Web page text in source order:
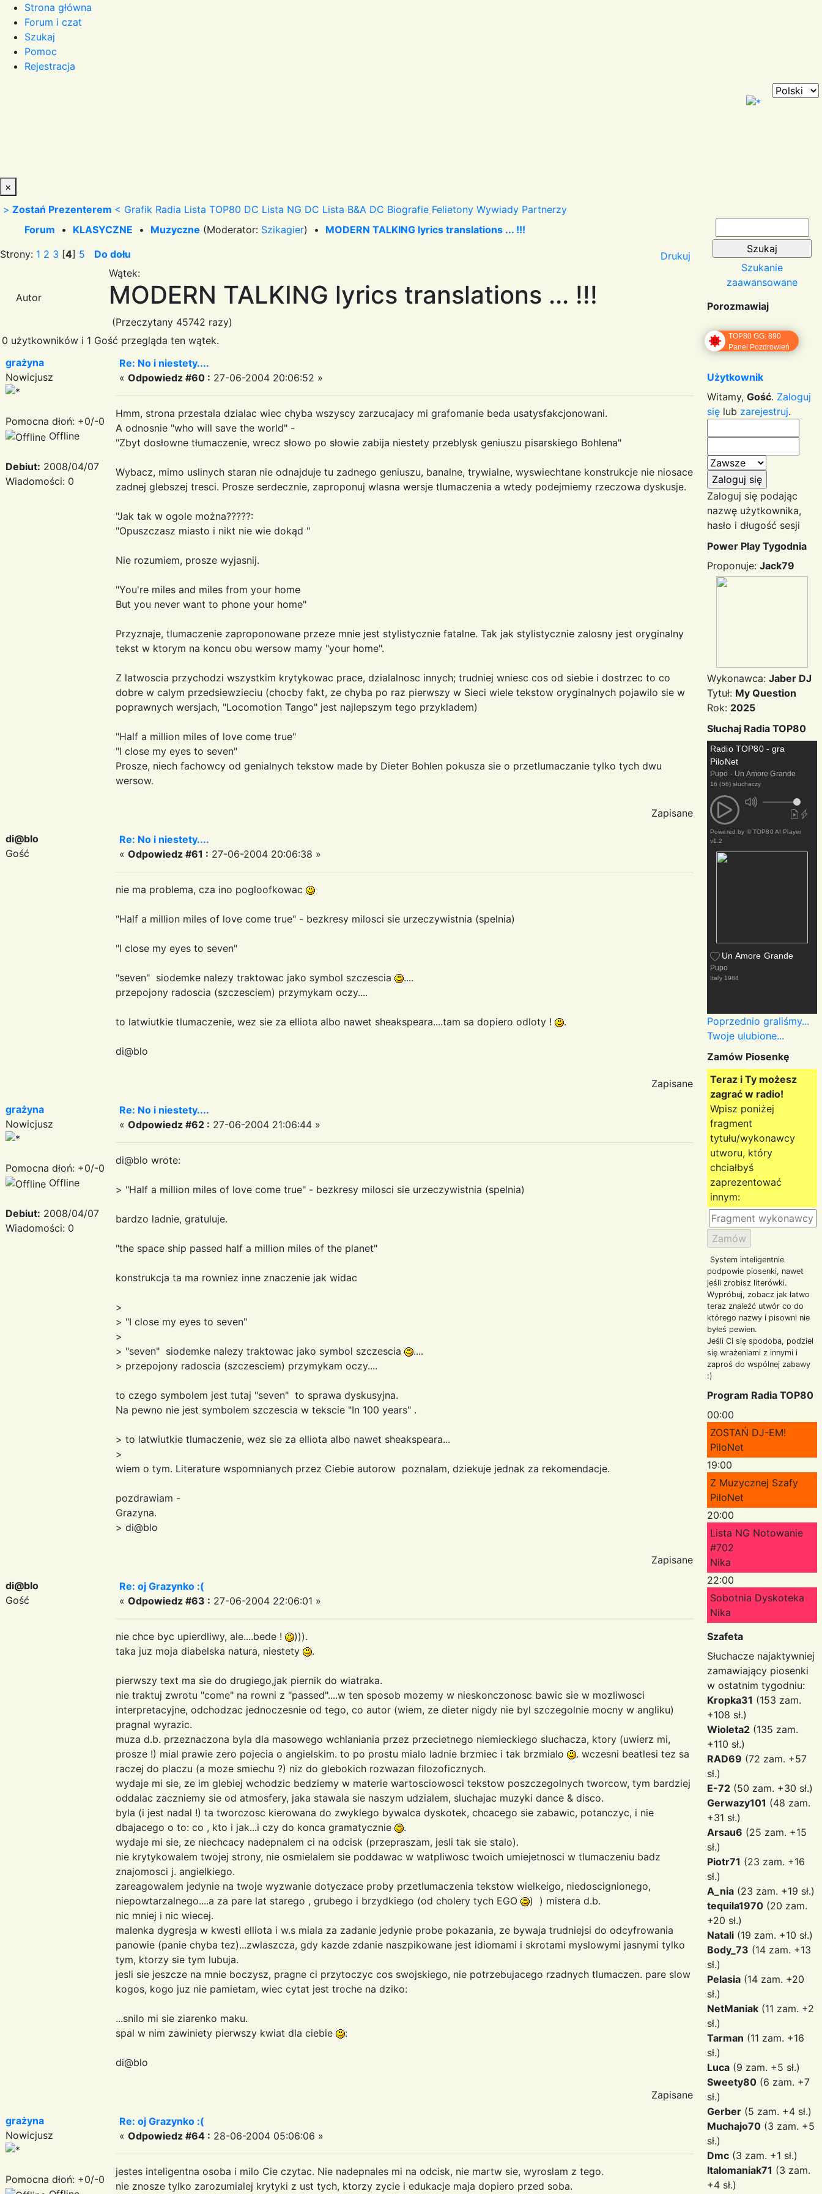
Strona główna
Forum i czat
Szukaj
Pomoc
Rejestracja
×
> Zostań Prezenterem < Grafik Radia Lista TOP80 DC Lista NG DC Lista B&A DC Biografie Felietony Wywiady Partnerzy
Forum • KLASYCZNE • Muzyczne (Moderator: Szikagier) • MODERN TALKING lyrics translations ... !!!
Strony: 1 2 3 [4] 5 Do dołu Drukuj
Autor
Wątek:
MODERN TALKING lyrics translations ... !!!
(Przeczytany 45742 razy)
0 użytkowników i 1 Gość przegląda ten wątek.
grażyna
Nowicjusz
Pomocna dłoń: +0/-0
Offline
Debiut: 2008/04/07
Wiadomości: 0
Re: No i niestety....
« Odpowiedz #60 : 27-06-2004 20:06:52 »
Hmm, strona przestala dzialac wiec chyba wszyscy zarzucajacy mi grafomanie beda usatysfakcjonowani.
A odnosnie "who will save the world" -
"Zbyt dosłowne tłumaczenie, wrecz słowo po słowie zabija niestety przeblysk geniuszu pisarskiego Bohlena"
Wybacz, mimo uslinych staran nie odnajduje tu zadnego geniuszu, banalne, trywialne, wyswiechtane konstrukcje nie niosace
zadnej glebszej tresci. Prosze serdecznie, zaproponuj wlasna wersje tlumaczenia a wtedy podejmiemy rzeczowa dyskusje.
"Jak tak w ogole można?????:
"Opuszczasz miasto i nikt nie wie dokąd "
Nie rozumiem, prosze wyjasnij.
"You're miles and miles from your home
But you never want to phone your home"
Przyznaje, tlumaczenie zaproponowane przeze mnie jest stylistycznie fatalne. Tak jak stylistycznie zalosny jest oryginalny
tekst w ktorym na koncu obu wersow mamy "your home".
Z latwoscia przychodzi wszystkim krytykowac prace, dzialalnosc innych; trudniej wniesc cos od siebie i dostrzec to co
dobre w calym przedsiewzieciu (chocby fakt, ze chyba po raz pierwszy w Sieci wiele tekstow oryginalnych pojawilo sie w
poprawnych wersjach, "Locomotion Tango" jest najlepszym tego przykladem)
"Half a million miles of love come true"
"I close my eyes to seven"
Prosze, niech fachowcy od genialnych tekstow made by Dieter Bohlen pokusza sie o przetlumaczanie tylko tych dwu
wersow.
Zapisane
di@blo
Gość
Re: No i niestety....
« Odpowiedz #61 : 27-06-2004 20:06:38 »
nie ma problema, cza ino pogloofkowac
"Half a million miles of love come true" - bezkresy milosci sie urzeczywistnia (spelnia)
"I close my eyes to seven"
"seven" siodemke nalezy traktowac jako symbol szczescia
....
przepojony radoscia (szczesciem) przymykam oczy....
to latwiutkie tlumaczenie, wez sie za elliota albo nawet sheakspeara....tam sa dopiero odloty ! .
di@blo
Zapisane
grażyna
Nowicjusz
Pomocna dłoń: +0/-0
Offline
Debiut: 2008/04/07
Wiadomości: 0
Re: No i niestety....
« Odpowiedz #62 : 27-06-2004 21:06:44 »
di@blo wrote:
> "Half a million miles of love come true" - bezkresy milosci sie urzeczywistnia (spelnia)
bardzo ladnie, gratuluje.
"the space ship passed half a million miles of the planet"
konstrukcja ta ma rowniez inne znaczenie jak widac
>
> "I close my eyes to seven"
>
> "seven" siodemke nalezy traktowac jako symbol szczescia
....
> przepojony radoscia (szczesciem) przymykam oczy....
to czego symbolem jest tutaj "seven" to sprawa dyskusyjna.
Na pewno nie jest symbolem szczescia w tekscie "In 100 years" .
> to latwiutkie tlumaczenie, wez sie za elliota albo nawet sheakspeara...
>
wiem o tym. Literature wspomnianych przez Ciebie autorow poznalam, dziekuje jednak za rekomendacje.
pozdrawiam -
Grazyna.
> di@blo
Zapisane
di@blo
Gość
Re: oj Grazynko :(
« Odpowiedz #63 : 27-06-2004 22:06:01 »
nie chce byc upierdliwy, ale....bede !
))).
taka juz moja diabelska natura, niestety
.
pierwszy text ma sie do drugiego,jak piernik do wiatraka.
nie traktuj zwrotu "come" na rowni z "passed"....w ten sposob mozemy w nieskonczonosc bawic sie w mozliwosci
interpretacyjne, odchodzac jednoczesnie od tego, co autor (wiem, ze dieter nigdy nie byl szczegolnie mocny w angliku)
pragnal wyrazic.
muza d.b. przeznaczona byla dla masowego wchlaniania przez przecietnego niemieckiego sluchacza, ktory (uwierz mi,
prosze !) mial prawie zero pojecia o angielskim. to po prostu mialo ladnie brzmiec i tak brzmialo
. wczesni beatlesi tez sa
raczej do placzu (a moze smiechu ?) niz do glebokich rozwazan filozoficznych.
wydaje mi sie, ze im glebiej wchodzic bedziemy w materie wartosciowosci tekstow poszczegolnych tworcow, tym bardziej
oddalac zaczniemy sie od atmosfery, jaka stawala sie naszym udzialem, sluchajac muzyki dance & disco.
byla (i jest nadal !) ta tworczosc kierowana do zwyklego bywalca dyskotek, chcacego sie zabawic, potanczyc, i nie
dbajacego o to: co , kto i jak...i czy do konca gramatycznie
.
wydaje mi sie, ze niechcacy nadepnalem ci na odcisk (przepraszam, jesli tak sie stalo).
nie krytykowalem twojej strony, nie osmielalem sie poddawac w watpliwosc twoich umiejetnosci w tlumaczeniu badz
znajomosci j. angielkiego.
zareagowalem jedynie na twoje wyzwanie dotyczace proby przetlumaczenia tekstow wielkeigo, niedoscignionego,
niepowtarzalnego....a za pare lat starego , grubego i brzydkiego (od cholery tych EGO
) ) mistera d.b.
nic mniej i nic wiecej.
malenka dygresja w kwesti elliota i w.s miala za zadanie jedynie probe pokazania, ze bywaja trudniejsi do odcyfrowania
panowie (panie chyba tez)...zwlaszcza, gdy kazde zdanie naszpikowane jest idiomami i skrotami myslowymi jasnymi tylko
tym, ktorzy sie tym lubuja.
jesli sie jeszcze na mnie boczysz, pragne ci przytoczyc cos swojskiego, nie potrzebujacego rzadnych tlumaczen. pare slow
kogos, kogo juz nie pamietam, wiec cytat jest troche na dziko:
...snilo mi sie ziarenko maku.
spal w nim zawiniety pierwszy kwiat dla ciebie
:
di@blo
Zapisane
grażyna
Nowicjusz
Pomocna dłoń: +0/-0
Re: oj Grazynko :(
« Odpowiedz #64 : 28-06-2004 05:06:06 »
jestes inteligentna osoba i milo Cie czytac. Nie nadepnales mi na odcisk, nie martw sie, wyroslam z tego.
nie znosze tylko zarozumialej krytyki z ust tych, ktorzy zycie i edukacje maja dopiero przed soba.
Szukanie
zaawansowane
Porozmawiaj
TOP80 GG: 890
Panel Pozdrowień
Użytkownik
Witamy, Gość. Zaloguj
się lub zarejestruj.
Zaloguj się podając
nazwę użytkownika,
hasło i długość sesji
Power Play Tygodnia
Proponuje: Jack79
Wykonawca: Jaber DJ
Tytuł: My Question
Rok: 2025
Słuchaj Radia TOP80
Radio TOP80 - gra
PiloNet
Pupo - Un Amore Grande
16 (56) słuchaczy
Powered by © TOP80 AI Player
v1.2
Un Amore Grande
Pupo
Italy 1984
Poprzednio graliśmy...
Twoje ulubione...
Zamów Piosenkę
Teraz i Ty możesz
zagrać w radio!
Wpisz poniżej
fragment
tytułu/wykonawcy
utworu, który
chciałbyś
zaprezentować
innym:
System inteligentnie
podpowie piosenki, nawet
jeśli zrobisz literówki.
Wypróbuj, zobacz jak łatwo
teraz znaleźć utwór co do
którego nazwy i pisowni nie
byłeś pewien.
Jeśli Ci się spodoba, podziel
się wrażeniami z innymi i
zaproś do wspólnej zabawy
:)
Program Radia TOP80
00:00
ZOSTAŃ DJ-EM!
PiloNet
19:00
Z Muzycznej Szafy
PiloNet
20:00
Lista NG Notowanie
#702
Nika
22:00
Sobotnia Dyskoteka
Nika
Szafeta
Słuchacze najaktywniej
zamawiający piosenki
w ostatnim tygodniu:
Kropka31 (153 zam.
+108 sł.)
Wioleta2 (135 zam.
+110 sł.)
RAD69 (72 zam. +57
sł.)
E-72 (50 zam. +30 sł.)
Gerwazy101 (48 zam.
+31 sł.)
Arsau6 (25 zam. +15
sł.)
Piotr71 (23 zam. +16
sł.)
A_nia (23 zam. +19 sł.)
tequila1970 (20 zam.
+20 sł.)
Natali (19 zam. +10 sł.)
Body_73 (14 zam. +13
sł.)
Pelasia (14 zam. +20
sł.)
NetManiak (11 zam. +2
sł.)
Tarman (11 zam. +16
sł.)
Luca (9 zam. +5 sł.)
Sweety80 (6 zam. +7
sł.)
Gerber (5 zam. +4 sł.)
Muchajo70 (3 zam. +5
sł.)
Dmc (3 zam. +1 sł.)
Italomaniak71 (3 zam.
+4 sł.)